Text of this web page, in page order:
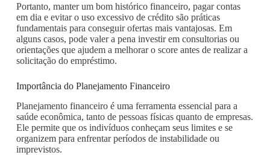
Portanto, manter um bom histórico financeiro, pagar contas
em dia e evitar o uso excessivo de crédito são práticas
fundamentais para conseguir ofertas mais vantajosas. Em
alguns casos, pode valer a pena investir em consultorias ou
orientações que ajudem a melhorar o score antes de realizar a
solicitação do empréstimo.
Importância do Planejamento Financeiro
Planejamento financeiro é uma ferramenta essencial para a
saúde econômica, tanto de pessoas físicas quanto de empresas.
Ele permite que os indivíduos conheçam seus limites e se
organizem para enfrentar períodos de instabilidade ou
imprevistos.